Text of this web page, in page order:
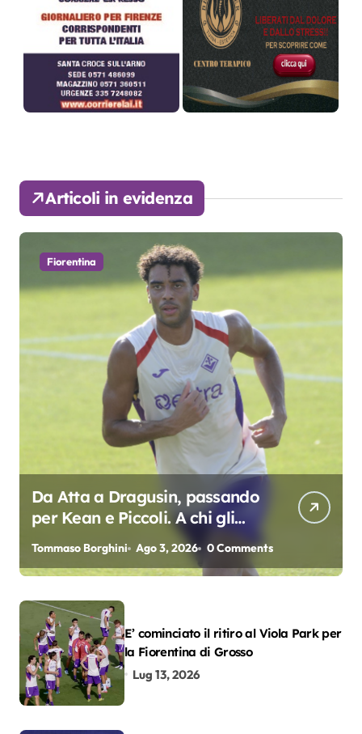
Articoli in evidenza
Fiorentina
Da Atta a Dragusin, passando
per Kean e Piccoli. A chi gli
oscar del precampionato?
Tommaso Borghini Ago 3, 2026 0 Comments
E’ cominciato il ritiro al Viola Park per
la Fiorentina di Grosso
Lug 13, 2026